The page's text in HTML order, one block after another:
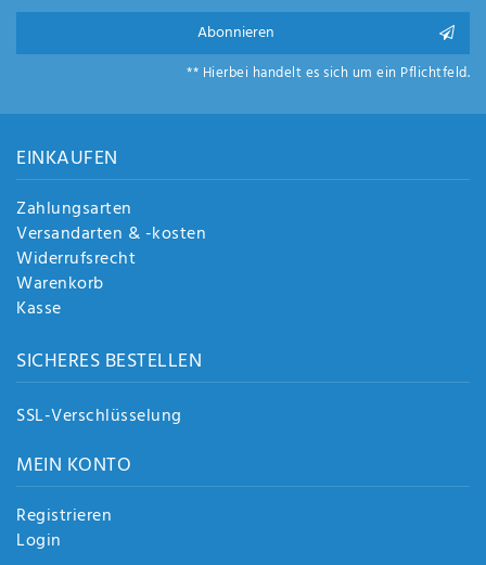
Anf
e
n
Abonnieren
** Hierbei handelt es sich um ein Pflichtfeld.
EINKAUFEN
Zahlungsarten
Versandarten & -kosten
Widerrufsrecht
Warenkorb
Kasse
SICHERES BESTELLEN
SSL-Verschlüsselung
MEIN KONTO
Registrieren
Login